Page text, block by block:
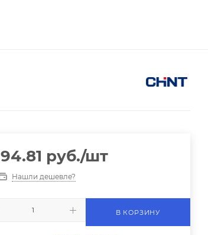
94.81 руб./шт
Нашли дешевле?
В КОРЗИНУ